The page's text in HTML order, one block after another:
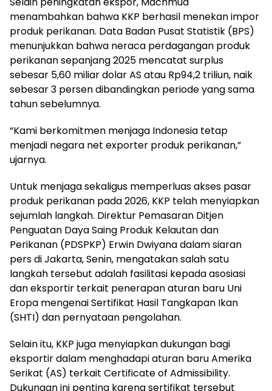
menambahkan bahwa KKP berhasil menekan impor
produk perikanan. Data Badan Pusat Statistik (BPS)
menunjukkan bahwa neraca perdagangan produk
perikanan sepanjang 2025 mencatat surplus
sebesar 5,60 miliar dolar AS atau Rp94,2 triliun, naik
sebesar 3 persen dibandingkan periode yang sama
tahun sebelumnya.
“Kami berkomitmen menjaga Indonesia tetap
menjadi negara net exporter produk perikanan,”
ujarnya.
Untuk menjaga sekaligus memperluas akses pasar
produk perikanan pada 2026, KKP telah menyiapkan
sejumlah langkah. Direktur Pemasaran Ditjen
Penguatan Daya Saing Produk Kelautan dan
Perikanan (PDSPKP) Erwin Dwiyana dalam siaran
pers di Jakarta, Senin, mengatakan salah satu
langkah tersebut adalah fasilitasi kepada asosiasi
dan eksportir terkait penerapan aturan baru Uni
Eropa mengenai Sertifikat Hasil Tangkapan Ikan
(SHTI) dan pernyataan pengolahan.
Selain itu, KKP juga menyiapkan dukungan bagi
eksportir dalam menghadapi aturan baru Amerika
Serikat (AS) terkait Certificate of Admissibility.
Dukungan ini penting karena sertifikat tersebut